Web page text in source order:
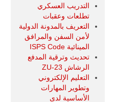
التدريب العسكري
تطلعات وعقبات
التعريف بالمدونة الدولية
لأمن السفن والمرافق
المينائية ISPS Code
تحديث وترقية المدفع
الرشاش ZU-23
التعليم الإلكتروني
وتطوير المهارات
الأساسية لدى